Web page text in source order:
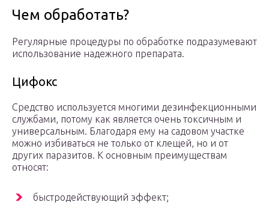
Чем обработать?
Регулярные процедуры по обработке подразумевают
использование надежного препарата.
Цифокс
Средство используется многими дезинфекционными
службами, потому как является очень токсичным и
универсальным. Благодаря ему на садовом участке
можно избиваться не только от клещей, но и от
других паразитов. К основным преимуществам
относят:
быстродействующий эффект;